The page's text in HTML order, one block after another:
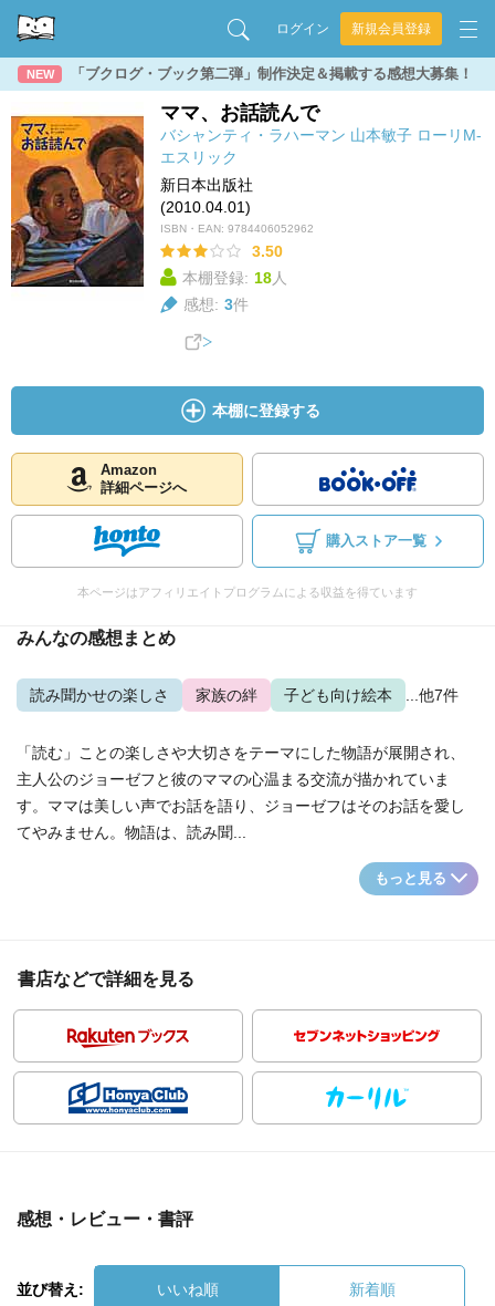
ログイン 新規会員登録
NEW 「ブクログ・ブック第二弾」制作決定＆掲載する感想大募集！
ママ、お話読んで
バシャンティ・ラハーマン 山本敏子 ローリM‐
エスリック
新日本出版社
(2010.04.01)
ISBN・EAN: 9784406052962
3.50
本棚登録: 18人
感想: 3件
本棚に登録する
Amazon
詳細ページへ
購入ストア一覧
本ページはアフィリエイトプログラムによる収益を得ています
みんなの感想まとめ
読み聞かせの楽しさ 家族の絆 子ども向け絵本 ...他7件
「読む」ことの楽しさや大切さをテーマにした物語が展開され、
主人公のジョーゼフと彼のママの心温まる交流が描かれていま
す。ママは美しい声でお話を語り、ジョーゼフはそのお話を愛し
てやみません。物語は、読み聞...
もっと見る
書店などで詳細を見る
感想・レビュー・書評
並び替え: いいね順 新着順